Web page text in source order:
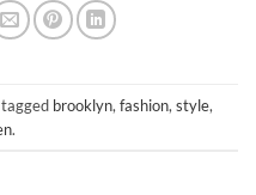
brooklyn, fashion, style,
.